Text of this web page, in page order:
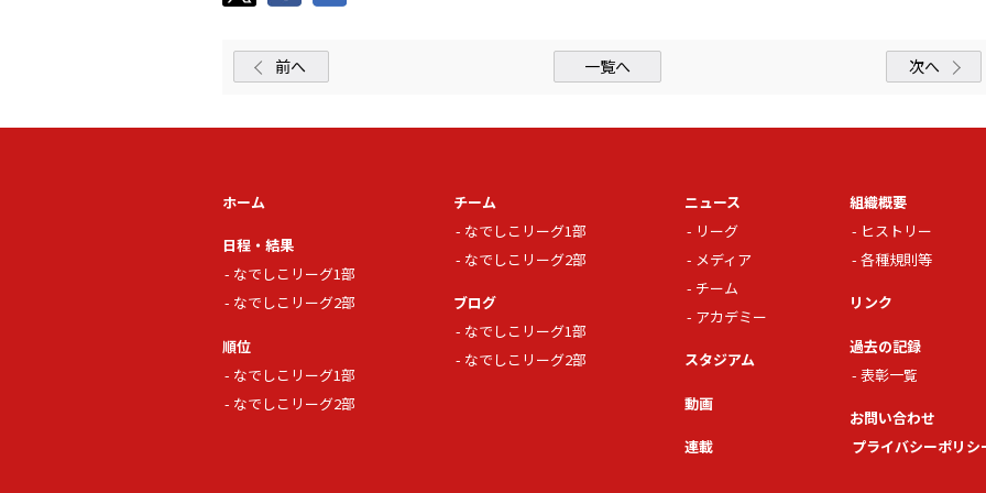
前へ 一覧へ 次へ
ホーム
日程・結果
なでしこリーグ1部
なでしこリーグ2部
順位
なでしこリーグ1部
なでしこリーグ2部
チーム
なでしこリーグ1部
なでしこリーグ2部
ブログ
なでしこリーグ1部
なでしこリーグ2部
ニュース
リーグ
メディア
チーム
アカデミー
スタジアム
動画
連載
組織概要
ヒストリー
各種規則等
リンク
過去の記録
表彰一覧
お問い合わせ
プライバシーポリシ